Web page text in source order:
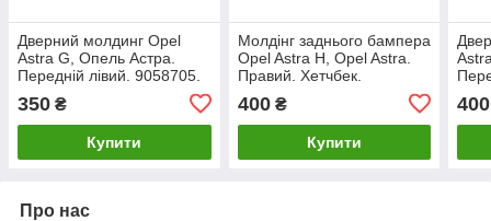
Дверний молдинг Opel
Astra G, Опель Астра.
Передній лівий. 9058705.
350 ₴
Купити
Молдінг заднього бампера
Opel Astra H, Opel Astra.
Правий. Хетчбек.
400₴
Купити
400
Про нас